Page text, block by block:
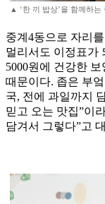
▲ ‘한 끼 밥상’을 함께하
중계4동으로 자리
멀리서도 이정표가
5000원에 건강한 보
때문이다. 좁은 부
국, 전에 과일까지
믿고 오는 맛집”이
담겨서 그렇다”고